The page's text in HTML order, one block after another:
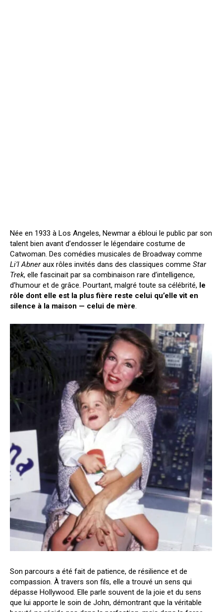
Née en 1933 à Los Angeles, Newmar a ébloui le public par son
talent bien avant d’endosser le légendaire costume de
Catwoman. Des comédies musicales de Broadway comme
Li’l Abneraux rôles invités dans des classiques comme Star
Trek, elle fascinait par sa combinaison rare d’intelligence,
d’humour et de grâce. Pourtant, malgré toute sa célébrité, le
rôle dont elle est la plus fière reste celui qu’elle vit en
silence à la maison — celui de mère.
Son parcours a été fait de patience, de résilience et de
compassion. À travers son fils, elle a trouvé un sens qui
dépasse Hollywood. Elle parle souvent de la joie et du sens
que lui apporte le soin de John, démontrant que la véritable